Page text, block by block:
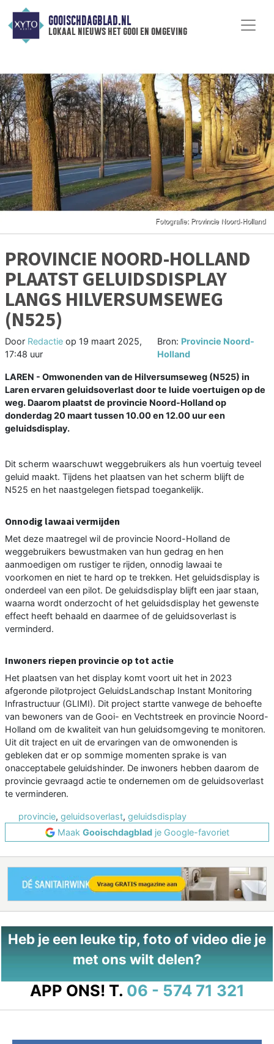
GOOISCHDAGBLAD.NL
lokaal nieuws het gooi en omgeving
PROVINCIE NOORD-HOLLAND
PLAATST GELUIDSDISPLAY
LANGS HILVERSUMSEWEG
(N525)
Door Redactie op 19 maart 2025,
17:48 uur
Bron: Provincie Noord-
Holland
LAREN - Omwonenden van de Hilversumseweg (N525) in
Laren ervaren geluidsoverlast door te luide voertuigen op de
weg. Daarom plaatst de provincie Noord-Holland op
donderdag 20 maart tussen 10.00 en 12.00 uur een
geluidsdisplay.
Dit scherm waarschuwt weggebruikers als hun voertuig teveel
geluid maakt. Tijdens het plaatsen van het scherm blijft de
N525 en het naastgelegen fietspad toegankelijk.
Onnodig lawaai vermijden
Met deze maatregel wil de provincie Noord-Holland de
weggebruikers bewustmaken van hun gedrag en hen
aanmoedigen om rustiger te rijden, onnodig lawaai te
voorkomen en niet te hard op te trekken. Het geluidsdisplay is
onderdeel van een pilot. De geluidsdisplay blijft een jaar staan,
waarna wordt onderzocht of het geluidsdisplay het gewenste
effect heeft behaald en daarmee of de geluidsoverlast is
verminderd.
Inwoners riepen provincie op tot actie
Het plaatsen van het display komt voort uit het in 2023
afgeronde pilotproject GeluidsLandschap Instant Monitoring
Infrastructuur (GLIMI). Dit project startte vanwege de behoefte
van bewoners van de Gooi- en Vechtstreek en provincie Noord-
Holland om de kwaliteit van hun geluidsomgeving te monitoren.
Uit dit traject en uit de ervaringen van de omwonenden is
gebleken dat er op sommige momenten sprake is van
onacceptabele geluidshinder. De inwoners hebben daarom de
provincie gevraagd actie te ondernemen om de geluidsoverlast
te verminderen.
provincie, geluidsoverlast, geluidsdisplay
Maak Gooischdagbladje Google-favoriet
Heb je een leuke tip, foto of video die je
met ons wilt delen?
APP ONS! T. 06 - 574 71 321